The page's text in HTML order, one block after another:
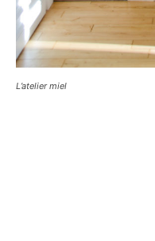
L’atelier miel